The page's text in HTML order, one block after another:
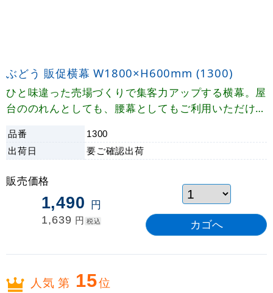
ぶどう 販促横幕 W1800×H600mm (1300)
ひと味違った売場づくりで集客力アップする横幕。屋
台ののれんとしても、腰幕としてもご利用いただけま
品番 1300
出荷日 要ご確認出荷
販売価格
1,490 円
1,639 円 税込
人気 第 15位